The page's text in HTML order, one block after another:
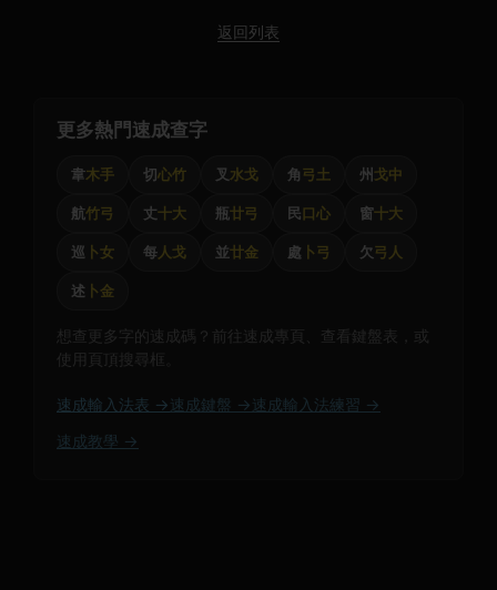
返回列表
更多熱門速成查字
韋木手 切心竹 叉 水戈 角弓土 州 戈中
航竹弓 丈十大 瓶廿弓 民口心 窗十大
巡 卜女 每人戈 並廿金 處 卜弓 欠弓人
述 卜金
想查更多字的速成碼？前往速成專頁、查看鍵盤表，或
使用頁頂搜尋框。
速成輸入法表 → 速成鍵盤 → 速成輸入法練習 →
速成教學 →